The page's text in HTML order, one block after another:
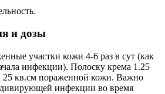
и дозы
участки кожи 4-6 раз в сут (как
инфекции). Полоску крема 1.25
25 кв.см пораженной кожи. Важно
инфекции во время